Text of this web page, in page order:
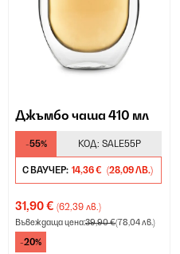
Джъмбо чаша 410 мл
-55% КОД: SALE55P
С ВАУЧЕР: 14,36 € (28,09 ЛВ.)
31,90 € (62,39 лв.)
Въвеждаща цена:39,90 €(78,04 лв.)
-20%